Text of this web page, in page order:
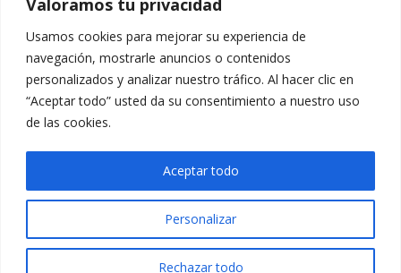
Usamos cookies para mejorar su experiencia de
navegación, mostrarle anuncios o contenidos
personalizados y analizar nuestro tráfico. Al hacer clic en
“Aceptar todo” usted da su consentimiento a nuestro uso
de las cookies.
Personalizar
Rechazar todo
Aceptar todo
revisión entre pares. El CSN actúa como punto de
contacto nacional y coordina la elaboración de los
informes nacionales. En la redacción de estos informes
participan, además del regulador, el MITECO y las
centrales nucleares españolas a través de su Comité
de Energía Nuclear (CEN) del